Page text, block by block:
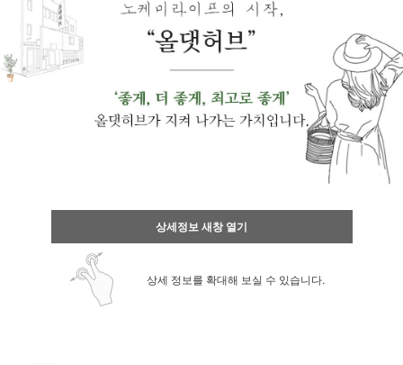
상세정보 새창 열기
상세 정보를 확대해 보실 수 있습니다.